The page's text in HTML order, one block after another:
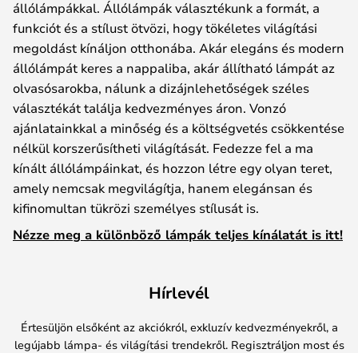
állólámpákkal. Állólámpák választékunk a formát, a
funkciót és a stílust ötvözi, hogy tökéletes világítási
megoldást kínáljon otthonába. Akár elegáns és modern
állólámpát keres a nappaliba, akár állítható lámpát az
olvasósarokba, nálunk a dizájnlehetőségek széles
választékát találja kedvezményes áron. Vonzó
ajánlatainkkal a minőség és a költségvetés csökkentése
nélkül korszerűsítheti világítását. Fedezze fel a ma
kínált állólámpáinkat, és hozzon létre egy olyan teret,
amely nemcsak megvilágítja, hanem elegánsan és
kifinomultan tükrözi személyes stílusát is.
Nézze meg a különböző lámpák teljes kínálatát is itt!
Hírlevél
Értesüljön elsőként az akciókról, exkluzív kedvezményekről, a
legújabb lámpa- és világítási trendekről. Regisztráljon most és